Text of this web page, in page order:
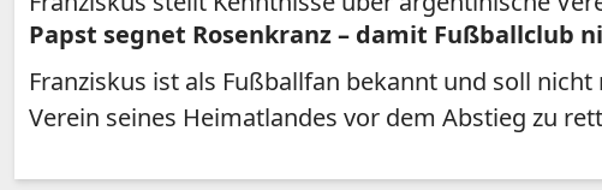
Papst segnet Rosenkranz – damit Fußballclub
Franziskus ist als Fußballfan bekannt und soll
Verein seines Heimatlandes vor dem Abstieg zu